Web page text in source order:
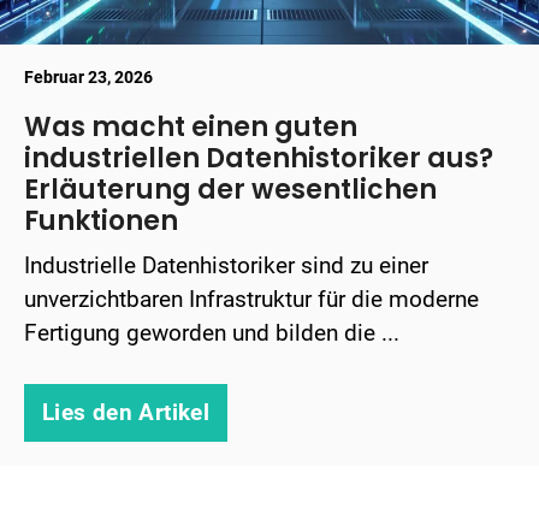
Februar 23, 2026
Was macht einen guten
industriellen Datenhistoriker aus?
Erläuterung der wesentlichen
Funktionen
Industrielle Datenhistoriker sind zu einer
unverzichtbaren Infrastruktur für die moderne
Fertigung geworden und bilden die ...
Lies den Artikel